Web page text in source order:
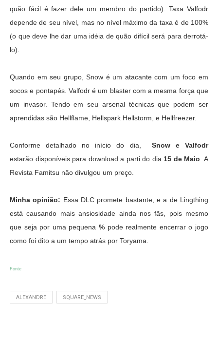
quão fácil é fazer dele um membro do partido). Taxa Valfodr
depende de seu nível, mas no nível máximo da taxa é de 100%
(o que deve lhe dar uma idéia de quão difícil será para derrotá-
lo).
Quando em seu grupo, Snow é um atacante com um foco em
socos e pontapés. Valfodr é um blaster com a mesma força que
um invasor. Tendo em seu arsenal técnicas que podem ser
aprendidas são Hellflame, Hellspark Hellstorm, e Hellfreezer.
Conforme detalhado no início do dia, Snow e Valfodr
estarão disponíveis para download a parti do dia15 de Maio. A
Revista Famitsu não divulgou um preço.
Minha opinião: Essa DLC promete bastante, e a de Lingthing
está causando mais ansiosidade ainda nos fãs, pois mesmo
que seja por uma pequena % pode realmente encerrar o jogo
como foi dito a um tempo atrás por Toryama.
Fonte
ALEXANDRE SQUARE_NEWS